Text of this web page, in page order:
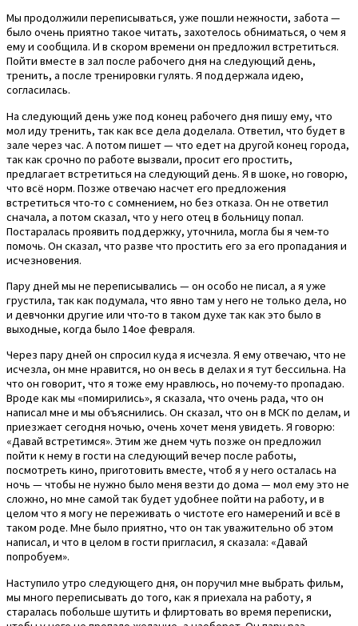
Мы продолжили переписываться, уже пошли нежности, забота —
было очень приятно такое читать, захотелось обниматься, о чем я
ему и сообщила. И в скором времени он предложил встретиться.
Пойти вместе в зал после рабочего дня на следующий день,
тренить, а после тренировки гулять. Я поддержала идею,
согласилась.
На следующий день уже под конец рабочего дня пишу ему, что
мол иду тренить, так как все дела доделала. Ответил, что будет в
зале через час. А потом пишет — что едет на другой конец города,
так как срочно по работе вызвали, просит его простить,
предлагает встретиться на следующий день. Я в шоке, но говорю,
что всё норм. Позже отвечаю насчет его предложения
встретиться что-то с сомнением, но без отказа. Он не ответил
сначала, а потом сказал, что у него отец в больницу попал.
Постаралась проявить поддержку, уточнила, могла бы я чем-то
помочь. Он сказал, что разве что простить его за его пропадания и
исчезновения.
Пару дней мы не переписывались — он особо не писал, а я уже
грустила, так как подумала, что явно там у него не только дела, но
и девчонки другие или что-то в таком духе так как это было в
выходные, когда было 14ое февраля.
Через пару дней он спросил куда я исчезла. Я ему отвечаю, что не
исчезла, он мне нравится, но он весь в делах и я тут бессильна. На
что он говорит, что я тоже ему нравлюсь, но почему-то пропадаю.
Вроде как мы «помирились», я сказала, что очень рада, что он
написал мне и мы объяснились. Он сказал, что он в МСК по делам, и
приезжает сегодня ночью, очень хочет меня увидеть. Я говорю:
«Давай встретимся». Этим же днем чуть позже он предложил
пойти к нему в гости на следующий вечер после работы,
посмотреть кино, приготовить вместе, чтоб я у него осталась на
ночь — чтобы не нужно было меня везти до дома — мол ему это не
сложно, но мне самой так будет удобнее пойти на работу, и в
целом что я могу не переживать о чистоте его намерений и всё в
таком роде. Мне было приятно, что он так уважительно об этом
написал, и что в целом в гости пригласил, я сказала: «Давай
попробуем».
Наступило утро следующего дня, он поручил мне выбрать фильм,
мы много переписывать до того, как я приехала на работу, я
старалась побольше шутить и флиртовать во время переписки,